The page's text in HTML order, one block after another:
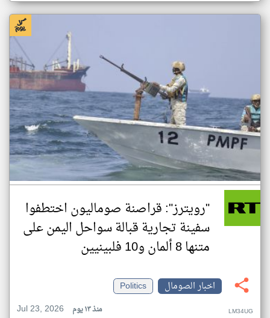
"رويترز": قراصنة صوماليون اختطفوا
سفينة تجارية قبالة سواحل اليمن على
متنها 8 ألمان و10 فلبينيين
اخبار الصومال
Politics
Jul 23, 2026
منذ ١٣ يوم LM34UG